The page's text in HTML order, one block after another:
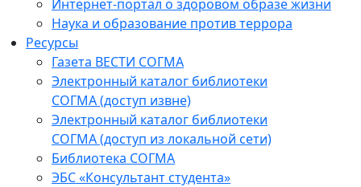
Интернет-портал о здоровом образе жизни
Наука и образование против террора
Ресурсы
Газета ВЕСТИ СОГМА
Электронный каталог библиотеки
СОГМА (доступ извне)
Электронный каталог библиотеки
СОГМА (доступ из локальной сети)
Библиотека СОГМА
ЭБС «Консультант студента»